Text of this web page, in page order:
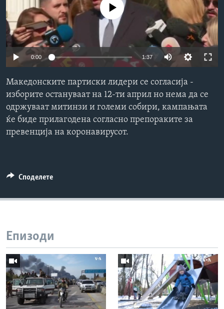
ИНТЕРВЈУА
Јазици
No media source currently available
0:00 1:37
Македонските партиски лидери се согласија -
изборите остануваат на 12-ти април но нема да се
одржуваат митинзи и големи собири, кампањата
ќе биде прилагодена согласно препораките за
превенција на коронавирусот.
Споделете
Епизоди